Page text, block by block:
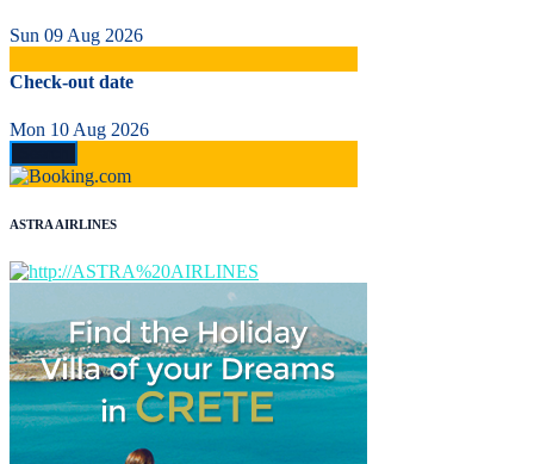
Sun 09 Aug 2026
Check-out date
Mon 10 Aug 2026
ASTRA AIRLINES